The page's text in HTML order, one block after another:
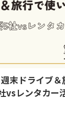
末ドライブ
vsレンタカー